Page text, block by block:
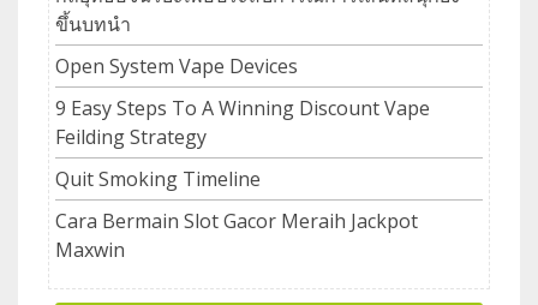
ขึ้นบทนำ
Open System Vape Devices
9 Easy Steps To A Winning Discount Vape
Feilding Strategy
Quit Smoking Timeline
Cara Bermain Slot Gacor Meraih Jackpot
Maxwin